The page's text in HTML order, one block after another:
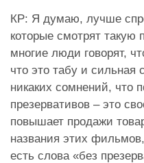
КР: Я думаю, лучше
которые смотрят такую
многие люди говорят,
что это табу и сильная
никаких сомнений, что
презервативов – это
повышает продажи
названия этих
есть слова «без